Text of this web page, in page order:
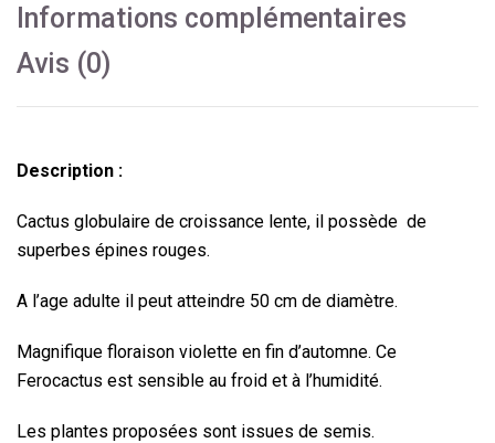
Informations complémentaires
Avis (0)
Description :
Cactus globulaire de croissance lente, il possède de
superbes épines rouges.
A l’age adulte il peut atteindre 50 cm de diamètre.
Magnifique floraison violette en fin d’automne. Ce
Ferocactus est sensible au froid et à l’humidité.
Les plantes proposées sont issues de semis.